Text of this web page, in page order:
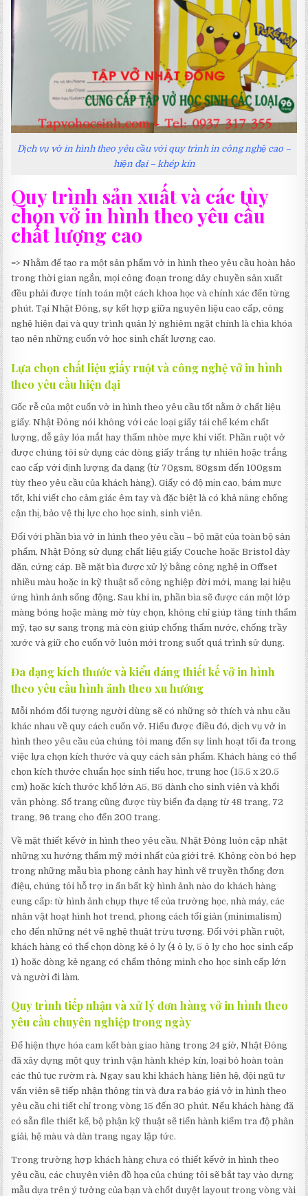
Dịch vụ vở in hình theo yêu cầu với quy trình in công nghệ cao –
hiện đại – khép kín
Quy trình sản xuất và các tùy
chọn vở in hình theo yêu cầu
chất lượng cao
=> Nhằm để tạo ra một sản phẩm vở in hình theo yêu cầu hoàn hảo
trong thời gian ngắn, mọi công đoạn trong dây chuyền sản xuất
đều phải được tính toán một cách khoa học và chính xác đến từng
phút. Tại Nhật Đông, sự kết hợp giữa nguyên liệu cao cấp, công
nghệ hiện đại và quy trình quản lý nghiêm ngặt chính là chìa khóa
tạo nên những cuốn vở học sinh chất lượng cao.
Lựa chọn chất liệu giấy ruột và công nghệ vở in hình
theo yêu cầu hiện đại
Gốc rễ của một cuốn vở in hình theo yêu cầu tốt nằm ở chất liệu
giấy. Nhật Đông nói không với các loại giấy tái chế kém chất
lượng, dễ gây lóa mắt hay thấm nhòe mực khi viết. Phần ruột vở
được chúng tôi sử dụng các dòng giấy trắng tự nhiên hoặc trắng
cao cấp với định lượng đa dạng (từ 70gsm, 80gsm đến 100gsm
tùy theo yêu cầu của khách hàng). Giấy có độ mịn cao, bám mực
tốt, khi viết cho cảm giác êm tay và đặc biệt là có khả năng chống
cận thị, bảo vệ thị lực cho học sinh, sinh viên.
Đối với phần bìa vở in hình theo yêu cầu – bộ mặt của toàn bộ sản
phẩm, Nhật Đông sử dụng chất liệu giấy Couche hoặc Bristol dày
dặn, cứng cáp. Bề mặt bìa được xử lý bằng công nghệ in Offset
nhiều màu hoặc in kỹ thuật số công nghiệp đời mới, mang lại hiệu
ứng hình ảnh sống động. Sau khi in, phần bìa sẽ được cán một lớp
màng bóng hoặc màng mờ tùy chọn, không chỉ giúp tăng tính thẩm
mỹ, tạo sự sang trọng mà còn giúp chống thấm nước, chống trầy
xước và giữ cho cuốn vở luôn mới trong suốt quá trình sử dụng.
Đa dạng kích thước và kiểu dáng thiết kế vở in hình
theo yêu cầu hình ảnh theo xu hướng
Mỗi nhóm đối tượng người dùng sẽ có những sở thích và nhu cầu
khác nhau về quy cách cuốn vở. Hiểu được điều đó, dịch vụ vở in
hình theo yêu cầu của chúng tôi mang đến sự linh hoạt tối đa trong
việc lựa chọn kích thước và quy cách sản phẩm. Khách hàng có thể
chọn kích thước chuẩn học sinh tiểu học, trung học (15.5 x 20.5
cm) hoặc kích thước khổ lớn A5, B5 dành cho sinh viên và khối
văn phòng. Số trang cũng được tùy biến đa dạng từ 48 trang, 72
trang, 96 trang cho đến 200 trang.
Về mặt thiết kếvở in hình theo yêu cầu, Nhật Đông luôn cập nhật
những xu hướng thẩm mỹ mới nhất của giới trẻ. Không còn bó hẹp
trong những mẫu bìa phong cảnh hay hình vẽ truyền thống đơn
điệu, chúng tôi hỗ trợ in ấn bất kỳ hình ảnh nào do khách hàng
cung cấp: từ hình ảnh chụp thực tế của trường học, nhà máy, các
nhân vật hoạt hình hot trend, phong cách tối giản (minimalism)
cho đến những nét vẽ nghệ thuật trừu tượng. Đối với phần ruột,
khách hàng có thể chọn dòng kẻ ô ly (4 ô ly, 5 ô ly cho học sinh cấp
1) hoặc dòng kẻ ngang có chấm thông minh cho học sinh cấp lớn
và người đi làm.
Quy trình tiếp nhận và xử lý đơn hàng vở in hình theo
yêu cầu chuyên nghiệp trong ngày
Để hiện thực hóa cam kết bàn giao hàng trong 24 giờ, Nhật Đông
đã xây dựng một quy trình vận hành khép kín, loại bỏ hoàn toàn
các thủ tục rườm rà. Ngay sau khi khách hàng liên hệ, đội ngũ tư
vấn viên sẽ tiếp nhận thông tin và đưa ra báo giá vở in hình theo
yêu cầu chi tiết chỉ trong vòng 15 đến 30 phút. Nếu khách hàng đã
có sẵn file thiết kế, bộ phận kỹ thuật sẽ tiến hành kiểm tra độ phân
giải, hệ màu và dàn trang ngay lập tức.
Trong trường hợp khách hàng chưa có thiết kếvở in hình theo
yêu cầu, các chuyên viên đồ họa của chúng tôi sẽ bắt tay vào dựng
mẫu dựa trên ý tưởng của bạn và chốt duyệt layout trong vòng vài